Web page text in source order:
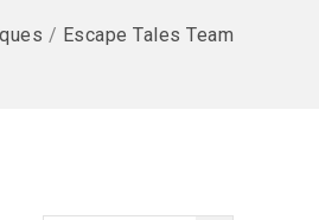
/ Escape Tales Team